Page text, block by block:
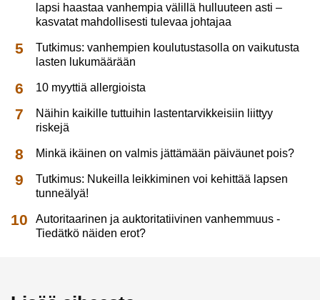
lapsi haastaa vanhempia välillä hulluuteen asti –
kasvatat mahdollisesti tulevaa johtajaa
Tutkimus: vanhempien koulutustasolla on vaikutusta
lasten lukumäärään
10 myyttiä allergioista
Näihin kaikille tuttuihin lastentarvikkeisiin liittyy
riskejä
Minkä ikäinen on valmis jättämään päiväunet pois?
Tutkimus: Nukeilla leikkiminen voi kehittää lapsen
tunneälyä!
Autoritaarinen ja auktoritatiivinen vanhemmuus -
Tiedätkö näiden erot?